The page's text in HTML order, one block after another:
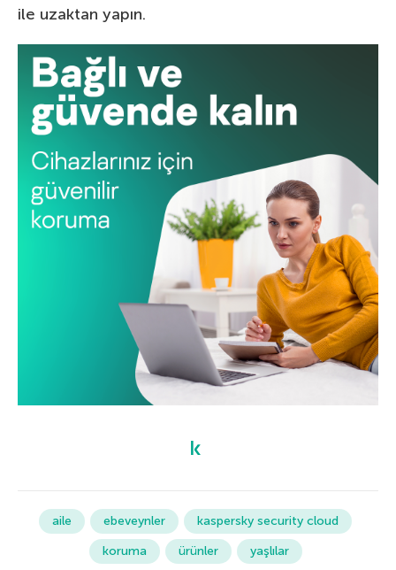
ile uzaktan yapın.
aile ebeveynler
kaspersky security cloud
koruma
ürünler yaşlılar